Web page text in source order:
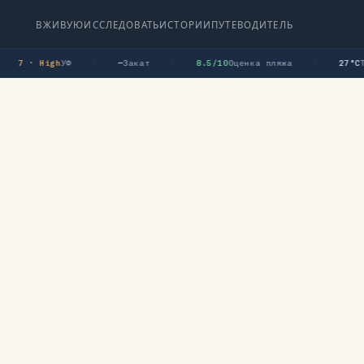
ВЖИВУЮИССЛЕДОВАТЬИСТОРИИ ПУТЕВОДИТЕЛЬ
7 · HighУФ Закат 8.5/10Оценка пляжа 27°C